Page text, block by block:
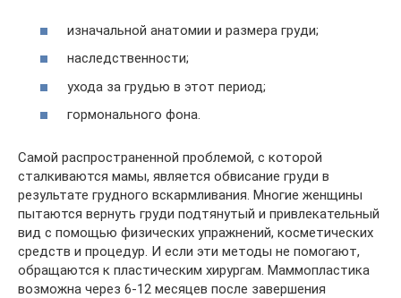
изначальной анатомии и размера груди;
наследственности;
ухода за грудью в этот период;
гормонального фона.
Самой распространенной проблемой, с которой
сталкиваются мамы, является обвисание груди в
результате грудного вскармливания. Многие женщины
пытаются вернуть груди подтянутый и привлекательный
вид с помощью физических упражнений, косметических
средств и процедур. И если эти методы не помогают,
обращаются к пластическим хирургам. Маммопластика
возможна через 6-12 месяцев после завершения